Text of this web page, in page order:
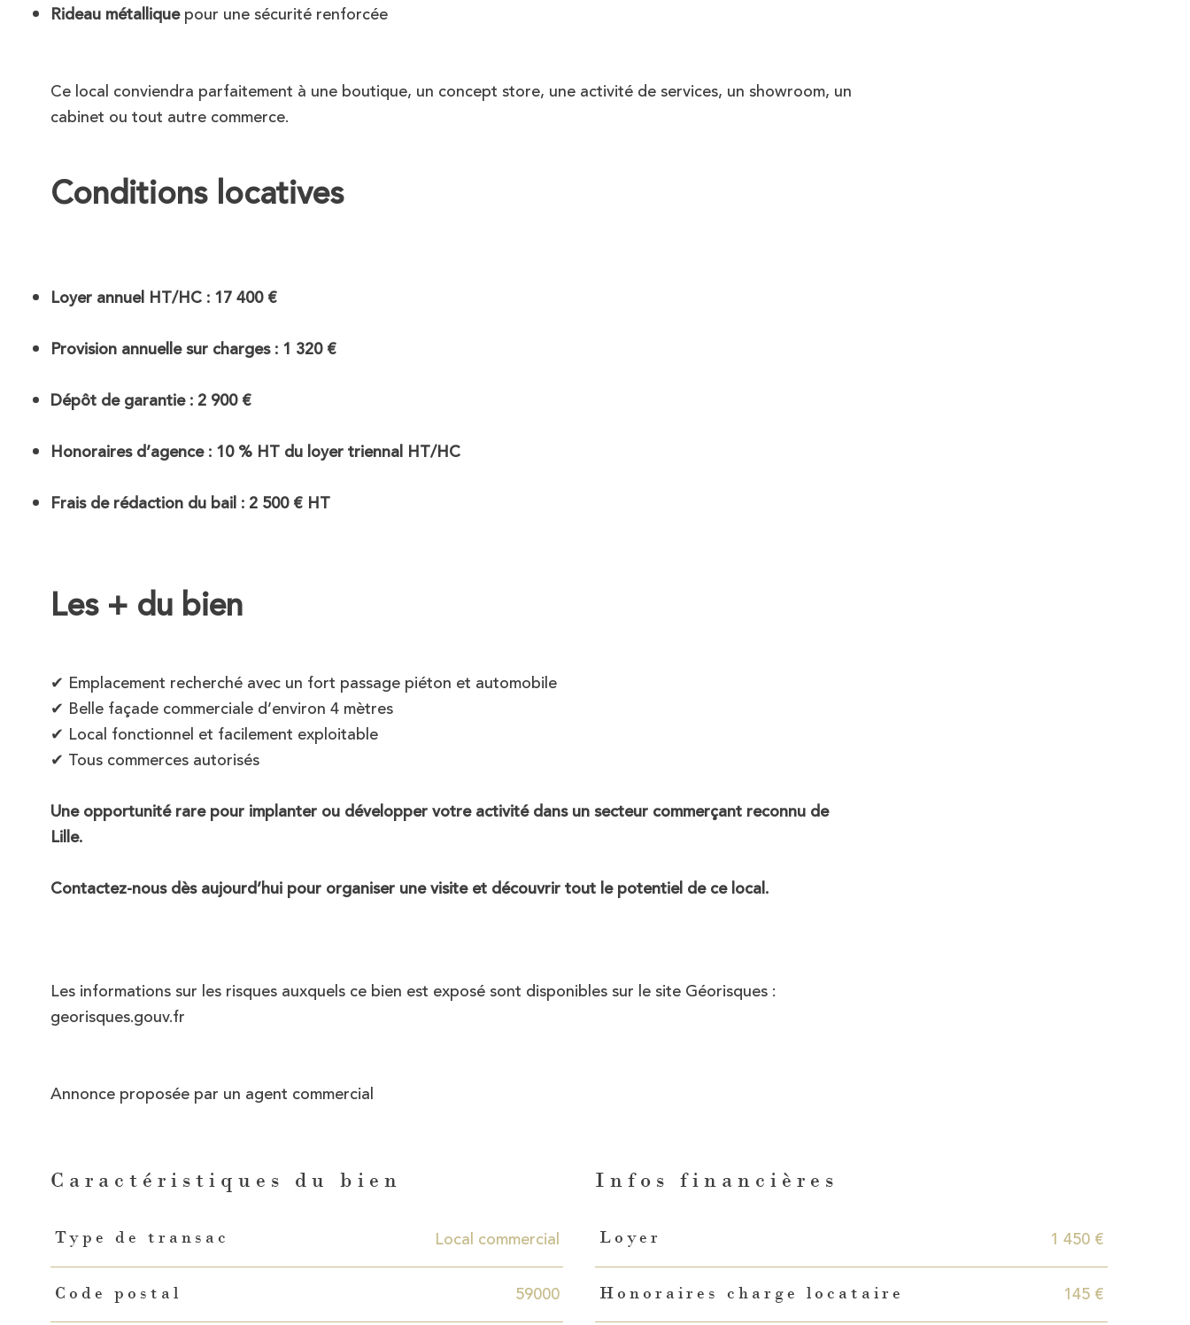
Rideau métalliquepour une sécurité renforcée
Ce local conviendra parfaitement à une boutique, un concept store, une activité de services, un showroom, un
cabinet ou tout autre commerce.
Conditions locatives
Loyer annuel HT/HC : 17 400 €
Provision annuelle sur charges : 1 320 €
Dépôt de garantie : 2 900 €
Honoraires d’agence : 10 % HT du loyer triennal HT/HC
Frais de rédaction du bail : 2 500 € HT
Les + du bien
✔ Emplacement recherché avec un fort passage piéton et automobile
✔ Belle façade commerciale d’environ 4 mètres
✔ Local fonctionnel et facilement exploitable
✔ Tous commerces autorisés
Une opportunité rare pour implanter ou développer votre activité dans un secteur commerçant reconnu de
Lille.
Contactez-nous dès aujourd’hui pour organiser une visite et découvrir tout le potentiel de ce local.
Les informations sur les risques auxquels ce bien est exposé sont disponibles sur le site Géorisques :
georisques.gouv.fr
Annonce proposée par un agent commercial
Caractéristiques du bien
Caractéristiques Valeurs
Type de transac Local commercial
Code postal 59000
Infos financières
Caractéristiques
Loyer 1 450 €
Honoraires charge locataire 145 €